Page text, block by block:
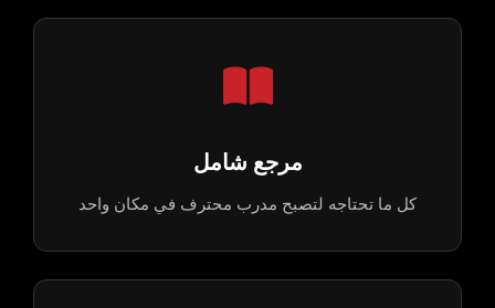
مرجع شامل
كل ما تحتاجه لتصبح مدرب محترف في مكان واحد